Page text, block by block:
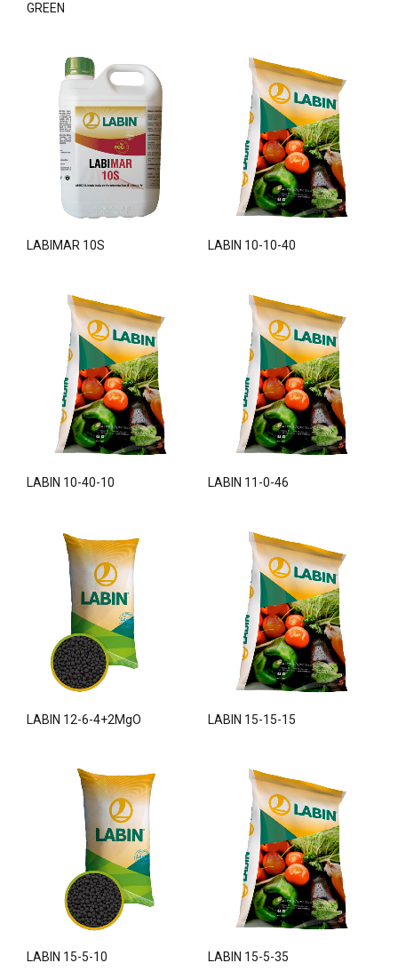
GREEN
LABIMAR 10S LABIN 10-10-40
LABIN 10-40-10 LABIN 11-0-46
LABIN 12-6-4+2MgO LABIN 15-15-15
LABIN 15-5-10 LABIN 15-5-35